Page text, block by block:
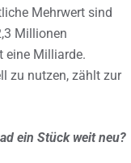
Mehrwert sind
Millionen
eine Milliarde.
zu nutzen, zählt zur
ein Stück weit neu?